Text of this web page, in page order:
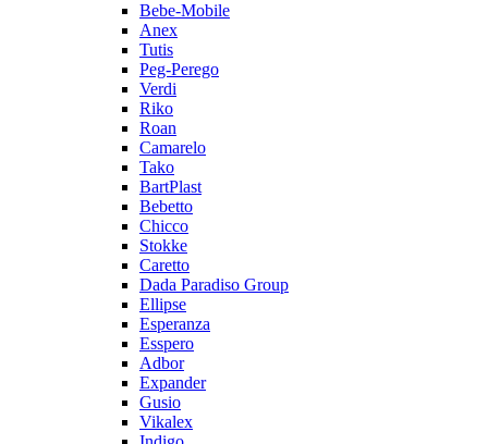
Bebe-Mobile
Anex
Tutis
Peg-Perego
Verdi
Riko
Roan
Camarelo
Tako
BartPlast
Bebetto
Chicco
Stokke
Caretto
Dada Paradiso Group
Ellipse
Esperanza
Esspero
Adbor
Expander
Gusio
Vikalex